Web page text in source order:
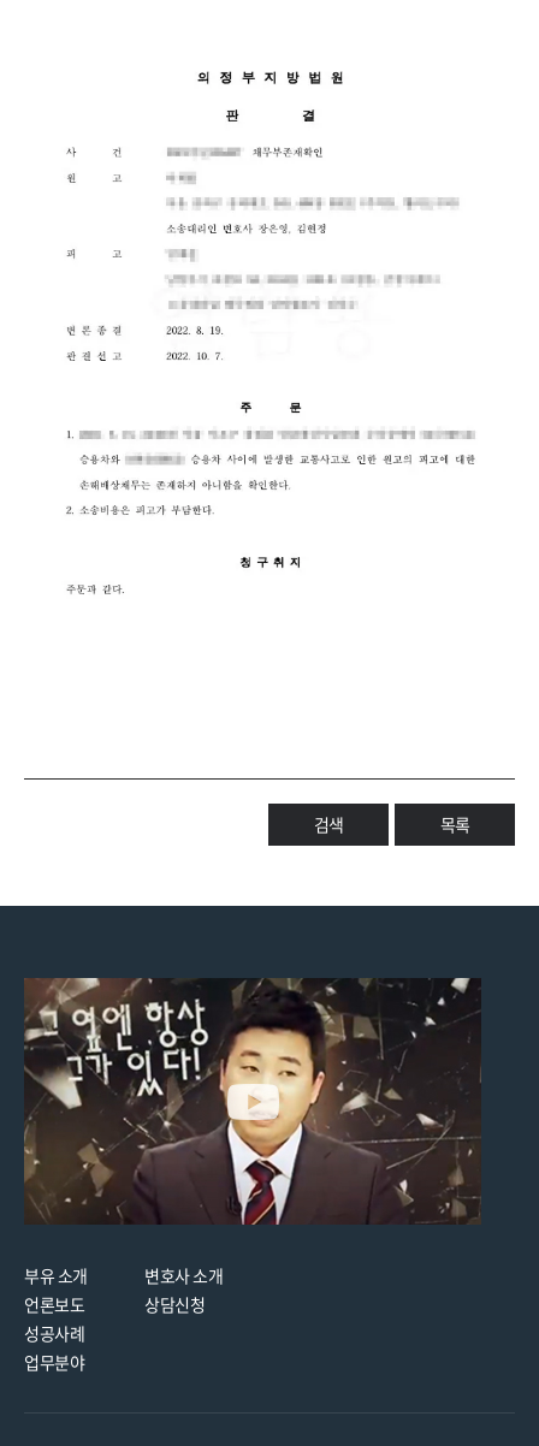
검색 목록
부유 소개
언론보도
성공사례
업무분야
변호사 소개
상담신청